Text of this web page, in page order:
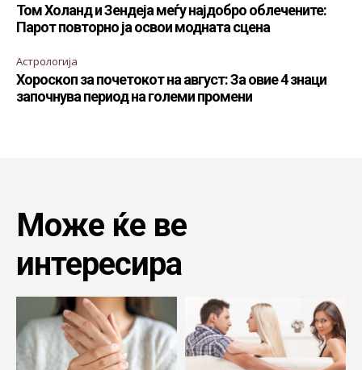
Том Холанд и Зендеја меѓу најдобро облечените:
Парот повторно ја освои модната сцена
Астрологија
Хороскоп за почетокот на август: За овие 4 знаци
започнува период на големи промени
Може ќе ве
интересира